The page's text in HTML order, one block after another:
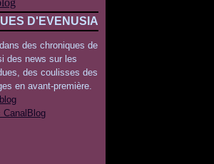
D'EVENUSIA
des chroniques de
des news sur les
des coulisses des
en avant-première.
CanalBlog